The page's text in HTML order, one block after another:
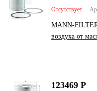
Отсутствует
MANN-
воздуха от
123469 Р